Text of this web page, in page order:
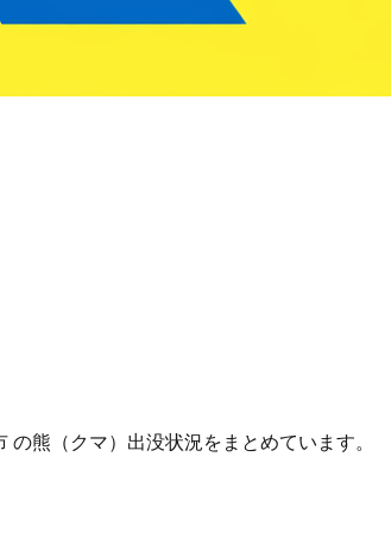
熊（クマ）出没状況をまとめています。